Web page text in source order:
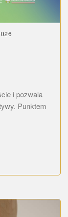
i pozwala
Punktem